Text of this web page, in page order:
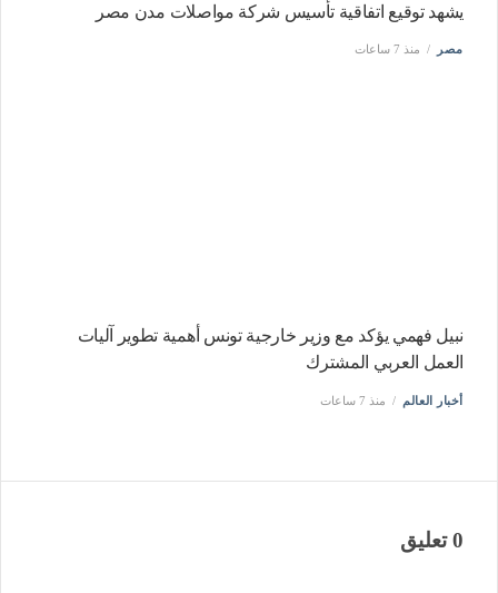
يشهد توقيع اتفاقية تأسيس شركة مواصلات مدن مصر
مصر منذ 7 ساعات
نبيل فهمي يؤكد مع وزير خارجية تونس أهمية تطوير آليات
العمل العربي المشترك
أخبار العالم منذ 7 ساعات
0 تعليق